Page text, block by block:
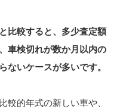
比較すると、多少査定額
車検切れが数か月以内の
ないケースが多いです。
的年式の新しい車や、